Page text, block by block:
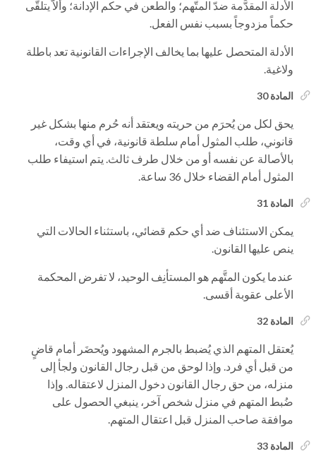
الأدلة المقدَّمة ضدّ المتّهم؛ والطعن في حكم الإدانة؛ وألاّ يتلقّى
حكماً مزدوجاً بسبب نفس الفعل.
الأدلة المتحصل عليها بما يخالف الإجراءات القانونية تعد باطلة
ولاغية.
المادة 30
يحق لكل من يُحرَم من حريته ويعتقد أنه حُرم منها بشكل غير
قانوني، طلب المثول أمام سلطة قانونية، في أي وقت،
بالأصالة عن نفسه أو من خلال طرف ثالث. يتم استيفاء طلب
المثول أمام القضاء خلال 36 ساعة.
المادة 31
يمكن الاستئناف ضد أي حكم قضائي، باستثناء الحالات التي
ينص عليها القانون.
عندما يكون المتَّهم هو المستأنِف الوحيد، لا تفرض المحكمة
الأعلى عقوبة أقسى.
المادة 32
يُعتقل المتهم الذي يُضبط بالجرم المشهود ويُحضَر أمام قاضٍ
من قبل أي فرد. وإذا لوحق من قبل رجال القانون ولجأ إلى
منزله، من حق رجال القانون دخول المنزل لاعتقاله. وإذا
ضُبط المتهم في منزل شخص آخر، ينبغي الحصول على
موافقة صاحب المنزل قبل اعتقال المتهم.
المادة 33